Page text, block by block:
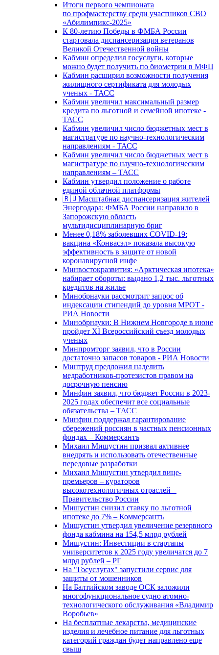
Итоги первого чемпионата
по профмастерству среди участников СВО
«Абилимпикс-2025»
К 80-летию Победы в ФМБА России
стартовала диспансеризация ветеранов
Великой Отечественной войны
Кабмин определил госуслуги, которые
можно будет получить по биометрии в МФЦ
Кабмин расширил возможности получения
жилищного сертификата для молодых
ученых - ТАСС
Кабмин увеличил максимальный размер
кредита по льготной и семейной ипотеке -
ТАСС
Кабмин увеличил число бюджетных мест в
магистратуре по научно-технологическим
направлениям - ТАСС
Кабмин увеличил число бюджетных мест в
магистратуре по научно-технологическим
направлениям – ТАСС
Кабмин утвердил положение о работе
единой облачной платформы
🇷🇺Масштабная диспансеризация жителей
Энергодара: ФМБА России направило в
Запорожскую область
мультидисциплинарную бриг
Менее 0,18% заболевших COVID-19:
вакцина «Конвасэл» показала высокую
эффективность в защите от новой
коронавирусной инфе
Минвостокразвития: «Арктическая ипотека»
набирает обороты: выдано 1,2 тыс. льготных
кредитов на жилье
Минобрнауки рассмотрит запрос об
индексации стипендий до уровня МРОТ -
РИА Новости
Минобрнауки: В Нижнем Новгороде в июне
пройдет XI Всероссийский съезд молодых
ученых
Минпромторг заявил, что в России
достаточно запасов товаров - РИА Новости
Минтруд предложил наделить
медработников-протезистов правом на
досрочную пенсию
Минфин заявил, что бюджет России в 2023-
2025 годах обеспечит все социальные
обязательства – ТАСС
Минфин поддержал гарантирование
сбережений россиян в частных пенсионных
фондах – Коммерсантъ
Михаил Мишустин призвал активнее
внедрять и использовать отечественные
передовые разработки
Михаил Мишустин утвердил вице-
премьеров – кураторов
высокотехнологичных отраслей –
Правительство России
Мишустин снизил ставку по льготной
ипотеке до 7% – Коммерсантъ
Мишустин утвердил увеличение резервного
фонда кабмина на 154,5 млрд рублей
Мишустин: Инвестиции в стартапы
университетов к 2025 году увеличатся до 7
млрд рублей – РГ
На "Госуслугах" запустили сервис для
защиты от мошенников
На Балтийском заводе ОСК заложили
многофункциональное судно атомно-
технологического обслуживания «Владимир
Воробьев»
На бесплатные лекарства, медицинские
изделия и лечебное питание для льготных
категорий граждан будет направлено еще
свыш